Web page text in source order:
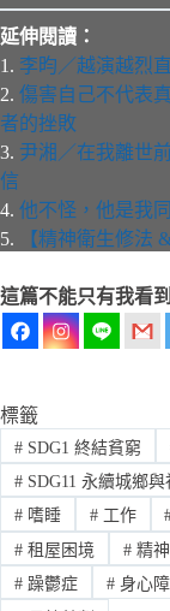
延伸閱讀：
1. 李昀／越演越烈
2. 傷害自己不代表
者的挫敗
3. 尹湘／在我離世
信
4. 他不怪，他是我
5.
【精神衛生修法
這篇不能只有我看到
標籤
#SDG1 終結貧窮
#SDG11 永續城鄉與
#嗜睡 #工作
#租屋困境 #精
#躁鬱症 #身心